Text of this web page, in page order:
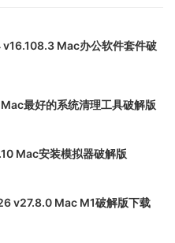
Mac办公软件套件破
最好的系统清理工具破解版
Mac安装模拟器破解版
v27.8.0 Mac M1破解版下载